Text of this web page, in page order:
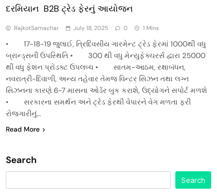
દરમિયાન B2B ટ્રેડ ફેરનું આયોજન
RajkotSamachar July 18, 2025 0 1 Mins
• 17-18-19 જુલાઈ, ત્રિદિવસીય ગારમેન્ટ ટ્રેડ ફેરમાં 1000થી વધુ
બ્રાન્ડ્સની ઉપસ્થિતિ • 300 થી વધુ મેન્યુફેક્ચરર્સ દ્વારા 25000
થી વધુ ફેશન પ્રોડક્ટ ઉપલબ્ધ • સાતમ-આઠમ, રક્ષાબંધન,
નવરાત્રી-દિવાળી, અન્ય તહેવાર તેમજ વિન્ટર સિઝન તથા લગ્ન
સિઝનના કારણે 6-7 માસના ઓર્ડર બુક કરાશે, ઉદ્યોગને સપોર્ટ મળશે
• સરકારના સમર્થન અને ટ્રેડ ફેરથી વેપારને વેગ મળતા ફરી
રોજગારીનું…
Read More
Search
Search